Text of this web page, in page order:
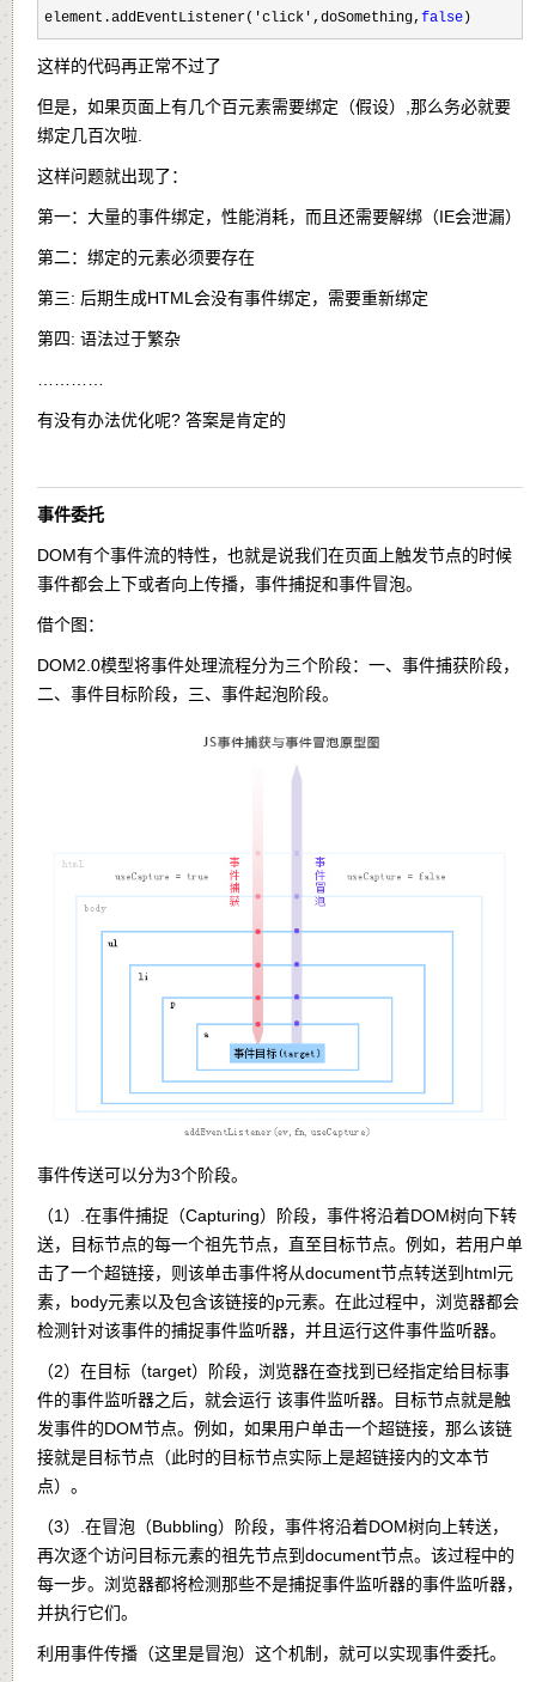
element.addEventListener('click',doSomething, false)
这样的代码再正常不过了
但是，如果页面上有几个百元素需要绑定（假设）,那么务必就要
绑定几百次啦.
这样问题就出现了：
第一：大量的事件绑定，性能消耗，而且还需要解绑（IE会泄漏）
第二：绑定的元素必须要存在
第三: 后期生成HTML会没有事件绑定，需要重新绑定
第四: 语法过于繁杂
有没有办法优化呢? 答案是肯定的
事件委托
DOM有个事件流的特性，也就是说我们在页面上触发节点的时候
事件都会上下或者向上传播，事件捕捉和事件冒泡。
借个图：
DOM2.0模型将事件处理流程分为三个阶段：一、事件捕获阶段，
二、事件目标阶段，三、事件起泡阶段。
事件传送可以分为3个阶段。
（1）.在事件捕捉（Capturing）阶段，事件将沿着DOM树向下转
送，目标节点的每一个祖先节点，直至目标节点。例如，若用户单
击了一个超链接，则该单击事件将从document节点转送到html元
素，body元素以及包含该链接的p元素。在此过程中，浏览器都会
检测针对该事件的捕捉事件监听器，并且运行这件事件监听器。
（2）在目标（target）阶段，浏览器在查找到已经指定给目标事
件的事件监听器之后，就会运行 该事件监听器。目标节点就是触
发事件的DOM节点。例如，如果用户单击一个超链接，那么该链
接就是目标节点（此时的目标节点实际上是超链接内的文本节
点）。
（3）.在冒泡（Bubbling）阶段，事件将沿着DOM树向上转送，
再次逐个访问目标元素的祖先节点到document节点。该过程中的
每一步。浏览器都将检测那些不是捕捉事件监听器的事件监听器，
并执行它们。
利用事件传播（这里是冒泡）这个机制，就可以实现事件委托。